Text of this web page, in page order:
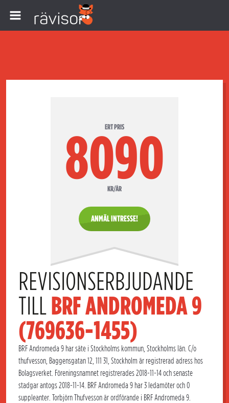
ERT PRIS
8090
KR/ÅR
ANMÄL INTRESSE!
REVISIONSERBJUDANDE
TILL BRF ANDROMEDA 9
(769636-1455)
BRF Andromeda 9 har säte i Stockholms kommun, Stockholms län. C/o
thufvesson, Baggensgatan 12, 111 31, Stockholm är registrerad adress hos
Bolagsverket. Föreningsnamnet registrerades 2018-11-14 och senaste
stadgar antogs 2018-11-14. BRF Andromeda 9 har 3 ledamöter och 0
suppleanter. Torbjörn Thufvesson är ordförande i BRF Andromeda 9.